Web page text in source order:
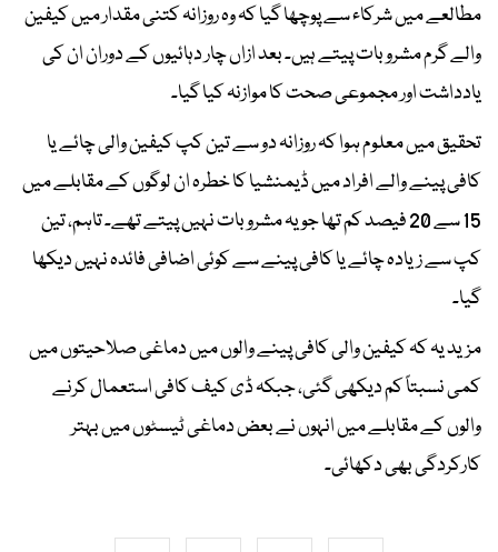
مطالعے میں شرکاء سے پوچھا گیا کہ وہ روزانہ کتنی مقدار میں کیفین
والے گرم مشروبات پیتے ہیں۔ بعد ازاں چار دہائیوں کے دوران ان کی
یادداشت اور مجموعی صحت کا موازنہ کیا گیا۔
تحقیق میں معلوم ہوا کہ روزانہ دو سے تین کپ کیفین والی چائے یا
کافی پینے والے افراد میں ڈیمنشیا کا خطرہ ان لوگوں کے مقابلے میں
15 سے 20 فیصد کم تھا جو یہ مشروبات نہیں پیتے تھے۔ تاہم، تین
کپ سے زیادہ چائے یا کافی پینے سے کوئی اضافی فائدہ نہیں دیکھا
گیا۔
مزید یہ کہ کیفین والی کافی پینے والوں میں دماغی صلاحیتوں میں
کمی نسبتاً کم دیکھی گئی، جبکہ ڈی کیف کافی استعمال کرنے
والوں کے مقابلے میں انہوں نے بعض دماغی ٹیسٹوں میں بہتر
کارکردگی بھی دکھائی۔